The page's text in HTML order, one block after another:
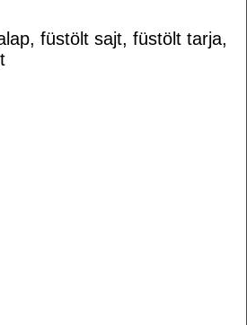
füstölt sajt, füstölt tarja,